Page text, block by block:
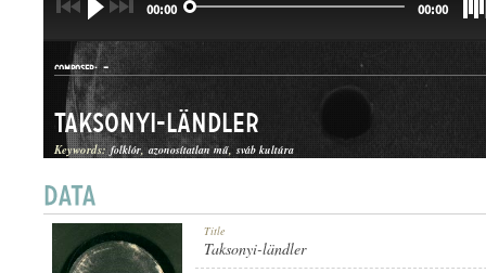
00:00 00:00
COMPOSER: -
LÄNDLER
Taksonyi-ländler
Keywords: folklór azonosítatlan mű sváb kultúra
Title
Taksonyi-ländler